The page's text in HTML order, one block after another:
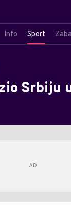
Info Sport
Srbiju